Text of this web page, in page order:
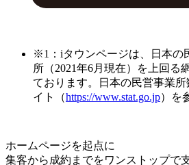
※1：iタウンページは、日本の
所（2021年6月現在）を上回る
ております。日本の民営事業
イト（https://www.stat.go.jp）を
ホームページを起点に
集客から成約までをワンストップで